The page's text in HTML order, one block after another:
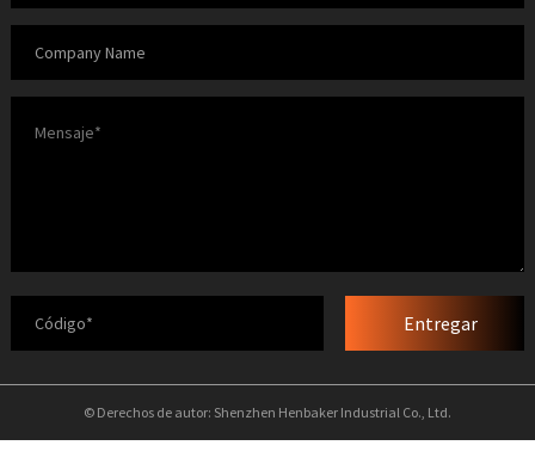
Entregar
© Derechos de autor: Shenzhen Henbaker Industrial Co., Ltd.